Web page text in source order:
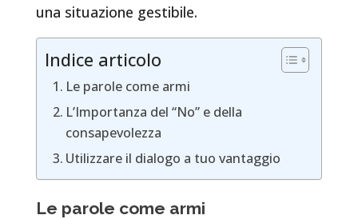
una situazione gestibile.
Indice articolo
Le parole come armi
L’Importanza del “No” e della
consapevolezza
Utilizzare il dialogo a tuo vantaggio
Le parole come armi